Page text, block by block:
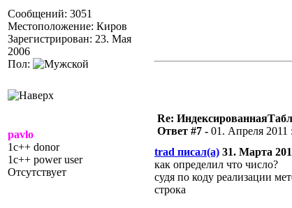
Сообщений: 3051
Местоположение: Киров
Зарегистрирован: 23. Мая
2006
Пол:
pavlo
1c++ donor
1c++ power user
Отсутствует
Re:
Ответ #7 - 01. Апреля 2011
trad писал(а) 31. Марта
как определил что число?
судя по коду реализации
строка